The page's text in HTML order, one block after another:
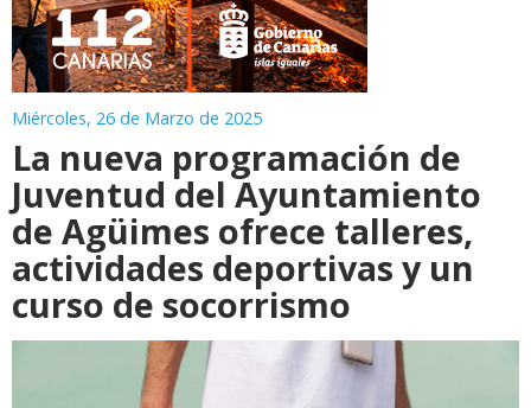
Miércoles, 26 de Marzo de 2025
La nueva programación de
Juventud del Ayuntamiento
de Agüimes ofrece talleres,
actividades deportivas y un
curso de socorrismo